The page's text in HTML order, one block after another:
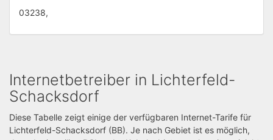
03238,
Internetbetreiber in Lichterfeld-
Schacksdorf
Diese Tabelle zeigt einige der verfügbaren Internet-Tarife für
Lichterfeld-Schacksdorf (BB). Je nach Gebiet ist es möglich,